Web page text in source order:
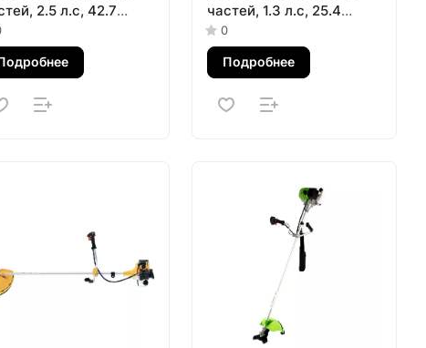
2.5 л.с, 42.7
в комплекте диск
Kronwerk
частей, 1.3 л.с, 25.4
куб.см, в комплекте диск
и катушка Kronwerk
0
Подробнее